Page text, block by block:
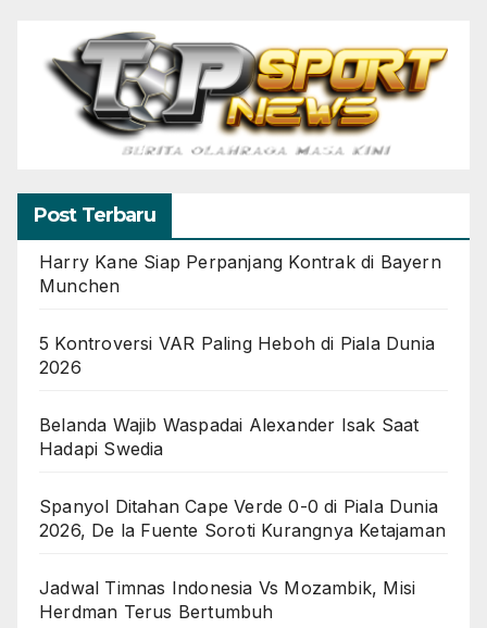
Post Terbaru
Harry Kane Siap Perpanjang Kontrak di Bayern
Munchen
5 Kontroversi VAR Paling Heboh di Piala Dunia
2026
Belanda Wajib Waspadai Alexander Isak Saat
Hadapi Swedia
Spanyol Ditahan Cape Verde 0-0 di Piala Dunia
2026, De la Fuente Soroti Kurangnya Ketajaman
Jadwal Timnas Indonesia Vs Mozambik, Misi
Herdman Terus Bertumbuh